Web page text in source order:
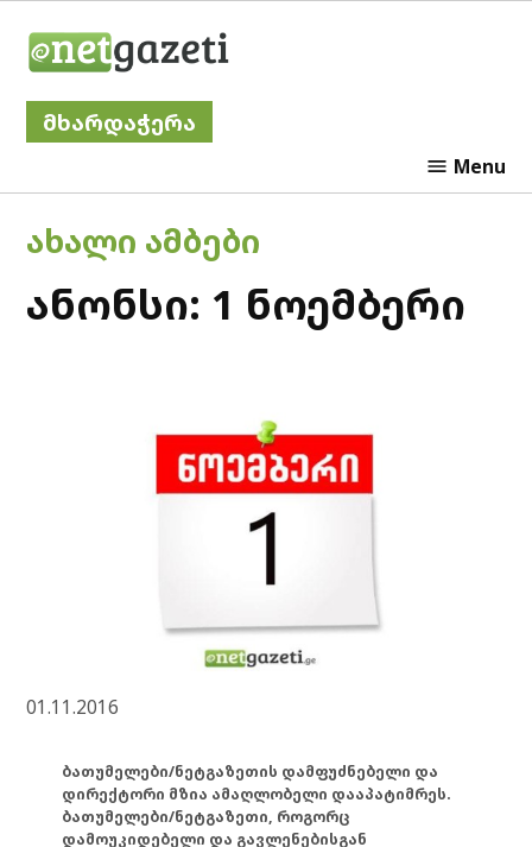
მხარდაჭერა
Menu
POSTED
IN
ᲐᲮᲐᲚᲘ ᲐᲛᲑᲔᲑᲘ
ანონსი: 1 ნოემბერი
01.11.2016
ბათუმელები/ნეტგაზეთის დამფუძნებელი და
დირექტორი მზია ამაღლობელი დააპატიმრეს.
ბათუმელები/ნეტგაზეთი, როგორც
დამოუკიდებელი და გავლენებისგან